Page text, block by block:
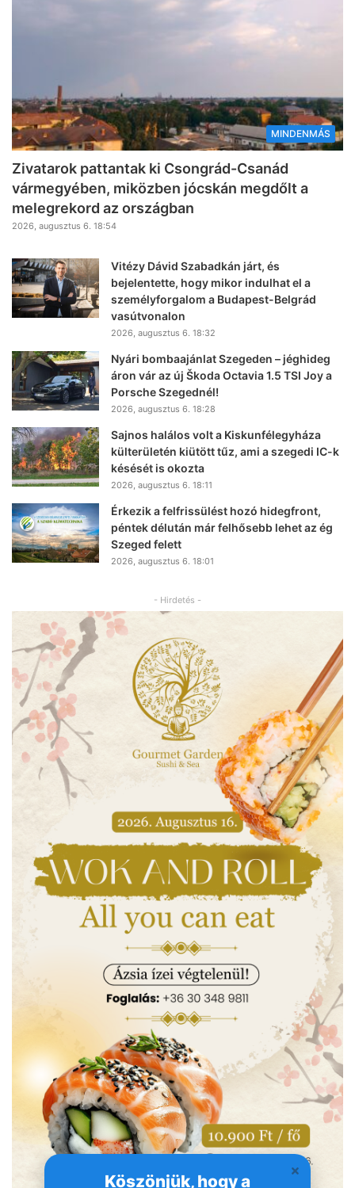
Köszönjük, hogy a
MINDENMÁS
Zivatarok pattantak ki Csongrád-Csanád
vármegyében, miközben jócskán megdőlt a
melegrekord az országban
2026, augusztus 6. 18:54
Vitézy Dávid Szabadkán járt, és
bejelentette, hogy mikor indulhat el a
személyforgalom a Budapest-Belgrád
vasútvonalon
2026, augusztus 6. 18:32
Nyári bombaajánlat Szegeden – jéghideg
áron vár az új Škoda Octavia 1.5 TSI Joy a
Porsche Szegednél!
2026, augusztus 6. 18:28
Sajnos halálos volt a Kiskunfélegyháza
külterületén kiütött tűz, ami a szegedi IC-k
késését is okozta
2026, augusztus 6. 18:11
Érkezik a felfrissülést hozó hidegfront,
péntek délután már felhősebb lehet az ég
Szeged felett
2026, augusztus 6. 18:01
- Hirdetés -